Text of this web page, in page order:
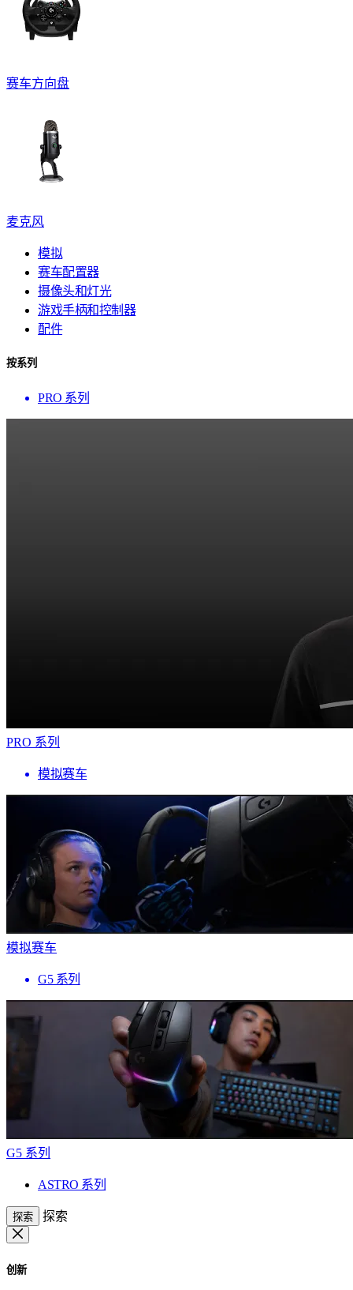
赛车方向盘
麦克风
模拟
赛车配置器
摄像头和灯光
游戏手柄和控制器
配件
按系列
PRO 系列
PRO 系列
模拟赛车
模拟赛车
G5 系列
G5 系列
ASTRO 系列
探索 探索
创新